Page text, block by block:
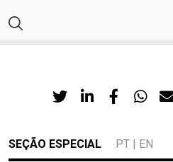
SEÇÃO ESPECIAL PT | EN